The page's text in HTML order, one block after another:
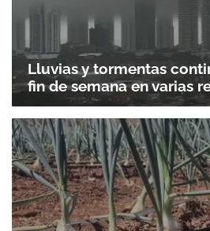
Lluvias y tormentas
fin de semana en varias